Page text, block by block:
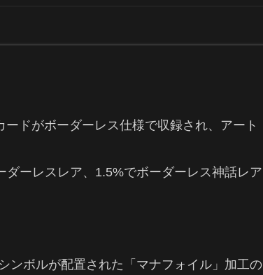
ドがボーダーレス仕様で収録され、アート
ーレスレア、1.5%でボーダーレス神話レア
ンボルが配置された「マナフォイル」加工の